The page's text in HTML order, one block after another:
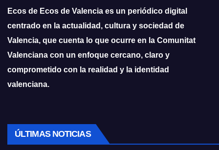
Ecos de Ecos de Valencia es un periódico digital
centrado en la actualidad, cultura y sociedad de
Valencia, que cuenta lo que ocurre en la Comunitat
Valenciana con un enfoque cercano, claro y
comprometido con la realidad y la identidad
valenciana.
ÚLTIMAS NOTICIAS